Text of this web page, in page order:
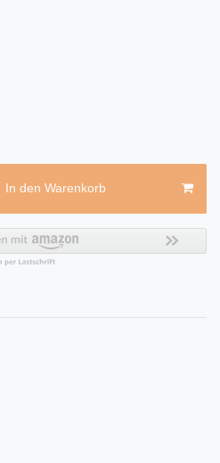
In den Warenkorb